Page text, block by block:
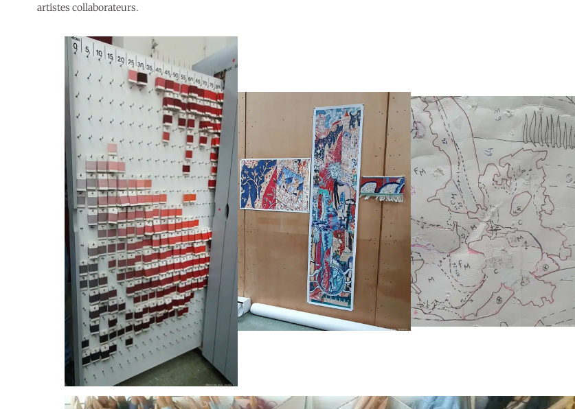
artistes collaborateurs.